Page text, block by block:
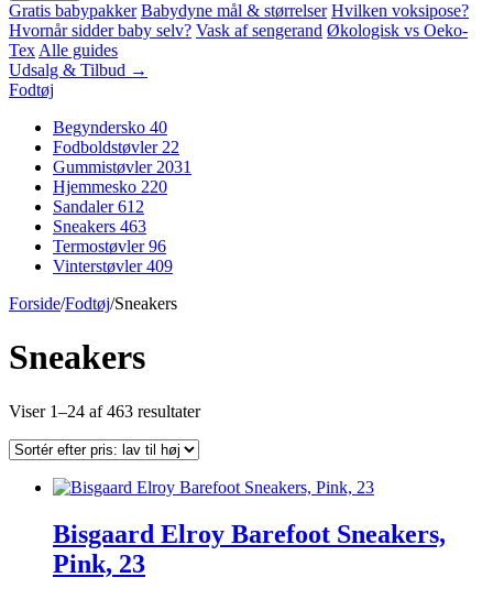
Gratis babypakker Babydyne mål & størrelser Hvilken voksipose?
Hvornår sidder baby selv? Vask af sengerand Økologisk vs Oeko-
Tex Alle guides
Udsalg & Tilbud →
Fodtøj
Begyndersko 40
Fodboldstøvler 22
Gummistøvler 2031
Hjemmesko 220
Sandaler612
Sneakers 463
Termostøvler96
Vinterstøvler409
Forside/Fodtøj/Sneakers
Sneakers
Viser 1–24 af 463 resultaterSorteret
til
Bisgaard Elroy Barefoot Sneakers,
Pink, 23